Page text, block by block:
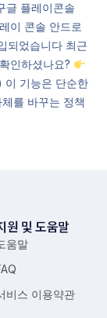
글 플레이콘솔
이 콘솔 안드로
되었습니다 최근
인하셨나요?
기능은 단순한
를 바꾸는 정책
원 및 도움말
움말
비스 이용약관